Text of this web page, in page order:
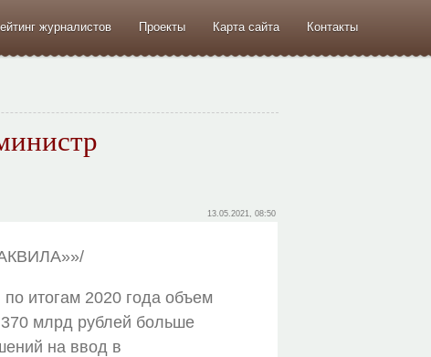
журналистов Проекты Карта сайта Контакты
13.05.2021, 08:50
итогам 2020 года объем
370 млрд рублей больше
на ввод в